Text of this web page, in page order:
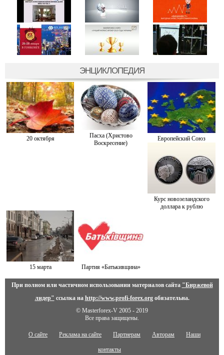
ЭНЦИКЛОПЕДИЯ
20 октября
Пасха (Христово
Воскресение)
Европейский Союз
Курс новозеландского
доллара к рублю
15 марта Партия «Батькивщина»
При полном или частичном использовании материалов сайта "Биржевой
лидер" ссылка на http://www.profi-forex.orgобязательна.
© Masterforex-V 2005 - 2019
Все права защищены.
О сайте Реклама на сайте Партнерам Авторам Наши
контакты